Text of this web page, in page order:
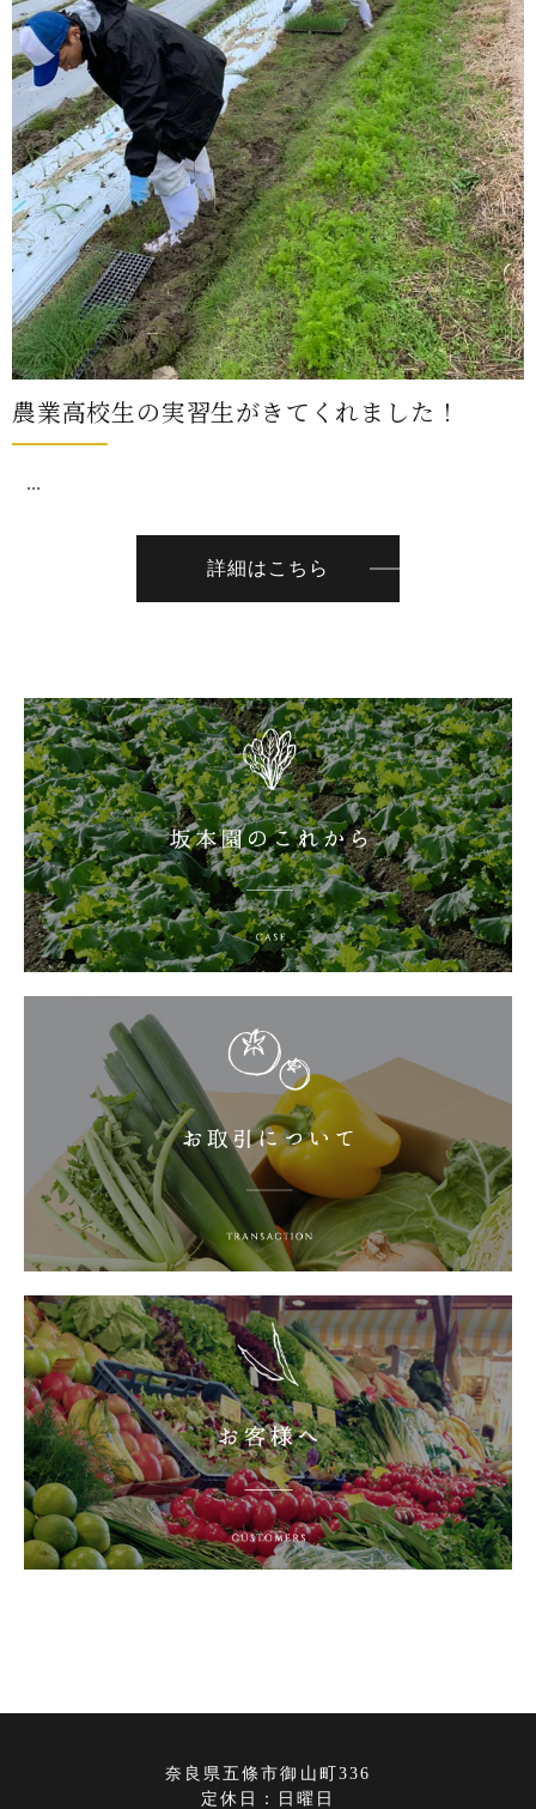
農業高校生の実習生がきてくれました！
...
詳細はこちら
坂本園のこれから
お客様へ
奈良県五條市御山町336
定休日：日曜日